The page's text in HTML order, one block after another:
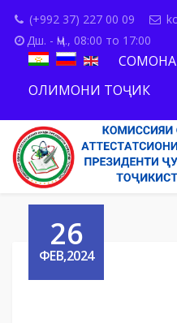
(+992 37) 227 00 09
Дш. - Ҷм., 08:00 то 17:00
ОЛИМОНИ ТОҶИК
26
ФЕВ,2024